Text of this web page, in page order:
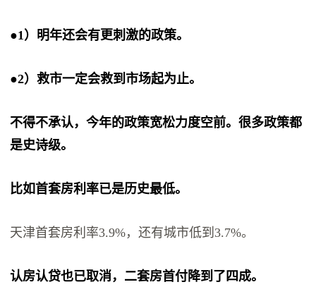
●1）明年还会有更刺激的政策。
●2）救市一定会救到市场起为止。
不得不承认，今年的政策宽松力度空前。很多政策都
是史诗级。
比如首套房利率已是历史最低。
天津首套房利率3.9%，还有城市低到3.7%。
认房认贷也已取消，二套房首付降到了四成。